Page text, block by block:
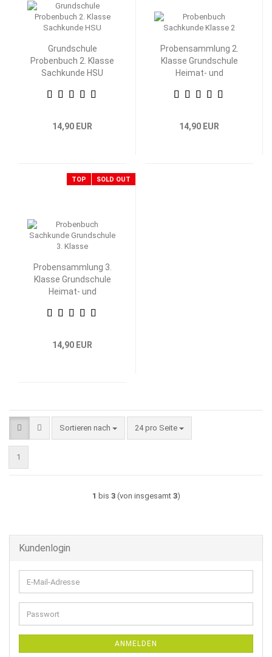
Grundschule
Probenbuch 2. Klasse
Sachkunde HSU
14,90 EUR
Probensammlung 2.
Klasse Grundschule
Heimat- und
14,90 EUR
TOP SOLD OUT
Probensammlung 3.
Klasse Grundschule
Heimat- und
14,90 EUR
Sortieren nach
Sortieren nach 24 pro Seite
pro Seite
1
1 bis 3(von insgesamt 3)
Kundenlogin
E-
Mail-
Adresse
Passwort
ANMELDEN